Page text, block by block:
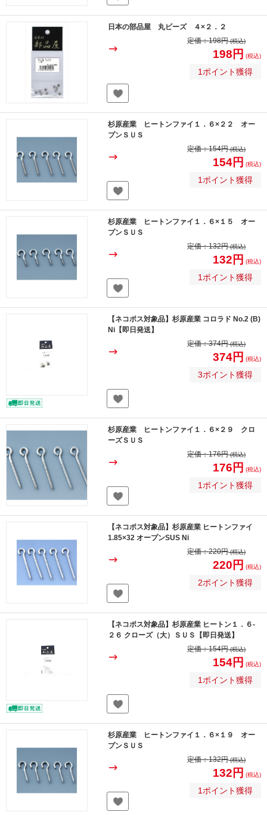
日本の部品屋 丸ビーズ ４×２．２
定価：198円(税込)
198円 (税込)
1ポイント獲得
杉原産業 ヒートンファイ１．６×２２ オー
プンＳＵＳ
定価：154円(税込)
154円 (税込)
1ポイント獲得
杉原産業 ヒートンファイ１．６×１５ オー
プンＳＵＳ
定価：132円(税込)
132円 (税込)
1ポイント獲得
【ネコポス対象品】杉原産業 コロラド No.2 (B)
Ni【即日発送】
定価：374円(税込)
374円 (税込)
3ポイント獲得
杉原産業 ヒートンファイ１．６×２９ クロ
ーズＳＵＳ
定価：176円(税込)
176円 (税込)
1ポイント獲得
【ネコポス対象品】杉原産業 ヒートンファイ
1.85×32 オープンSUS Ni
定価：220円(税込)
220円 (税込)
2ポイント獲得
【ネコポス対象品】杉原産業 ヒートン１．６-
２６ クローズ（大）ＳＵＳ【即日発送】
定価：154円(税込)
154円 (税込)
1ポイント獲得
杉原産業 ヒートンファイ１．６×１９ オー
プンＳＵＳ
定価：132円(税込)
132円 (税込)
1ポイント獲得